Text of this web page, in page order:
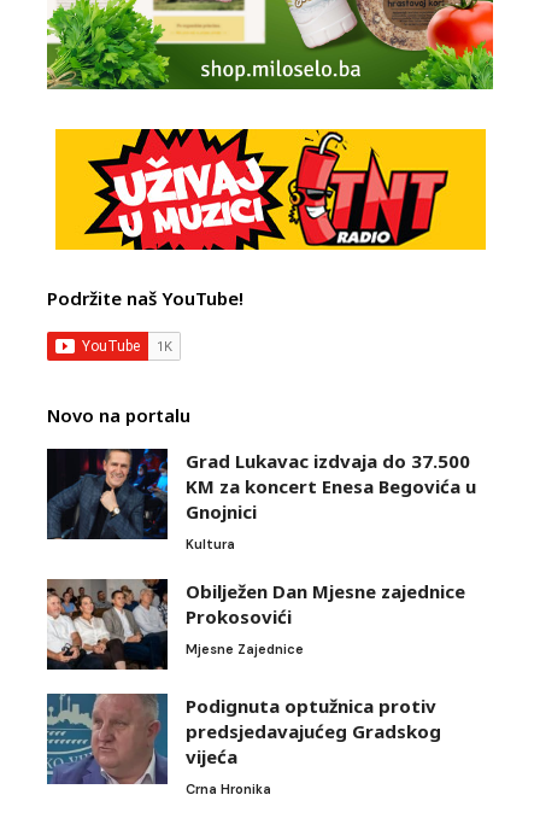
Podržite naš YouTube!
Novo na portalu
Grad Lukavac izdvaja do 37.500
KM za koncert Enesa Begovića u
Gnojnici
Kultura
Obilježen Dan Mjesne zajednice
Prokosovići
Mjesne Zajednice
Podignuta optužnica protiv
predsjedavajućeg Gradskog
vijeća
Crna Hronika